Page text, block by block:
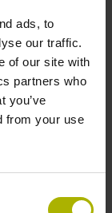
ads, to
our traffic.
of our site with
partners who
you’ve
from your use
生产数字化
和可视化机
化机床数
并用这些信